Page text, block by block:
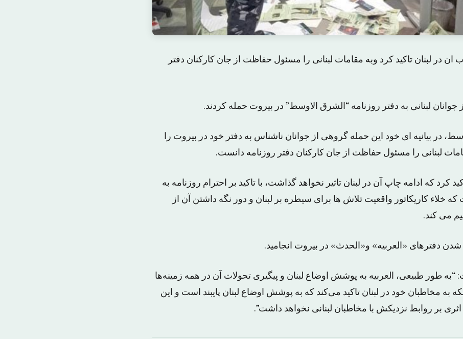
ان در لبنان تاکید کرد وبه مقامات لبنانی را مسئول حفاظت از جان کارکنان دفتر
جوانان لبنانی به دفتر روزنامه “الشرق الاوسط” در بیروت حمله کردند.
در بیانیه ای خود این حمله گروهی از جوانان ناشناس به دفتر خود در بیروت را
لبنانی را مسئول حفاظت از جان کارکنان دفتر روزنامه دانست.
کرد که ادامه چاپ آن در لبنان تاثیر نخواهد گذاشت، با تاکید بر احترام روزنامه به
که خلاء کاریکاتور واقعیت تلاش ها برای سیطره بر لبنان و دور نگه داشتن آن از
می کند.
دفترهای «العربیه»‌ و«الحدث» در بیروت انجامید.
“به طور طبیعی، العربیه به پوشش اوضاع لبنان و پیگیری تحولات آن در همه زمینه‌ها
به مخاطبان خود در لبنان تاکید می‌کند که به پوشش اوضاع لبنان پایبند است و این
اثری بر روابط نزدیکش با مخاطبان لبنانی نخواهد داشت”.